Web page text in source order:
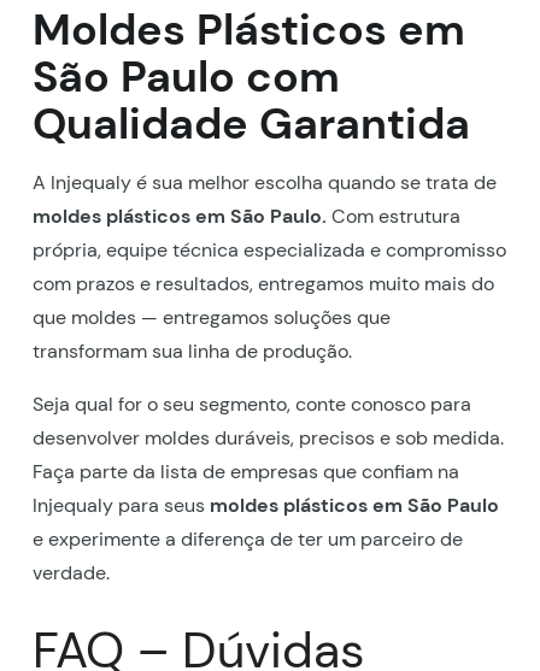
Moldes Plásticos em
São Paulo com
Qualidade Garantida
A Injequaly é sua melhor escolha quando se trata de
moldes plásticos em São Paulo. Com estrutura
própria, equipe técnica especializada e compromisso
com prazos e resultados, entregamos muito mais do
que moldes — entregamos soluções que
transformam sua linha de produção.
Seja qual for o seu segmento, conte conosco para
desenvolver moldes duráveis, precisos e sob medida.
Faça parte da lista de empresas que confiam na
Injequaly para seusmoldes plásticos em São Paulo
e experimente a diferença de ter um parceiro de
verdade.
FAQ – Dúvidas